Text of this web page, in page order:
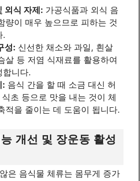
외식 자제: 가공식품과 외식 음
량이 매우 높으므로 피하는 것
.
성: 신선한 채소와 과일, 흰살
살 등 저염 식재료를 활용하여
합니다.
: 음식 간을 할 때 소금 대신 허
초 등으로 맛을 내는 것이 체
적을 줄이는 데 도움이 됩니다.
개선 및 장운동 활성
은 음식물 체류는 몸무게 증가